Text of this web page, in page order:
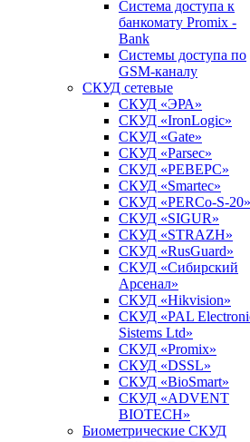
Система доступа к
банкомату Promix -
Bank
Системы доступа по
GSM-каналу
СКУД сетевые
СКУД «ЭРА»
СКУД «IronLogic»
СКУД «Gate»
СКУД «Parsec»
СКУД «РЕВЕРС»
СКУД «Smartec»
СКУД «PERCo-S-20»
СКУД «SIGUR»
СКУД «STRAZH»
СКУД «RusGuard»
СКУД «Сибирский
Арсенал»
СКУД «Hikvision»
СКУД «PAL
Sistems Ltd»
СКУД «Promix»
СКУД «DSSL»
СКУД «BioSmart»
СКУД «ADVENT
BIOTECH»
Биометрические СКУД